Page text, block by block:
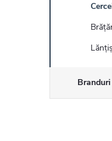
Branduri